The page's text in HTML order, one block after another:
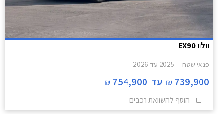
וולוו EX90
פנאי שטח 2025 עד 2026
739,900
₪ עד 754,900
₪
הוסף להשוואת רכבים